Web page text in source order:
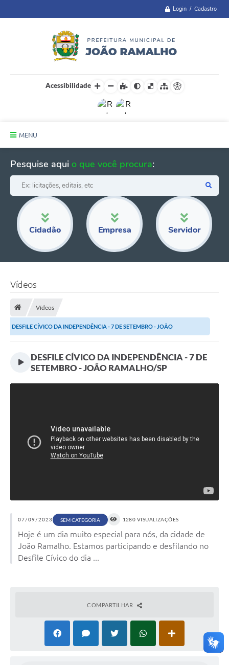
Login / Cadastro
Acessibilidade
MENU
A Cidade
Administração
Telefones Úteis
Educação
Transparência
Legislação
Arquivos para Download
SELEÇÃO PÚBLICA PARA PREVIDÊNCIA COMPLEMENTAR
Galeria de Fotos
Galeria de Vídeos
Links
Pesquise aqui o que você procura:
Cidadão Empresa Servidor
Vídeos
Vídeos
DESFILE CÍVICO DA INDEPENDÊNCIA - 7 DE SETEMBRO - JOÃO
DESFILE CÍVICO DA INDEPENDÊNCIA - 7 DE
SETEMBRO - JOÃO RAMALHO/SP
07/09/2023 SEM CATEGORIA 1280 VISUALIZAÇÕES
Hoje é um dia muito especial para nós, da cidade de
João Ramalho. Estamos participando e desfilando no
Desfile Cívico do dia ...
COMPARTILHAR